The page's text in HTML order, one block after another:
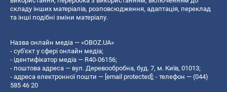
складу інших матеріалів, розповсюдження, адаптація, переклад
та інші подібні зміни матеріалу.
Назва онлайн медіа — «OBOZ.UA»
- суб'єкт у сфері онлайн медіа;
- ідентифікатор медіа — R40-06156;
- поштова адреса — вул. Деревообробна, буд. 7, м. Київ, 01013;
- адреса електронної пошти — [email protected] ; - телефон — (044)
585 46 20